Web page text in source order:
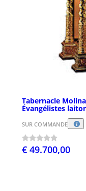
Tabernacle
Évangélistes
SUR COMMANDE
€ 49.700,00